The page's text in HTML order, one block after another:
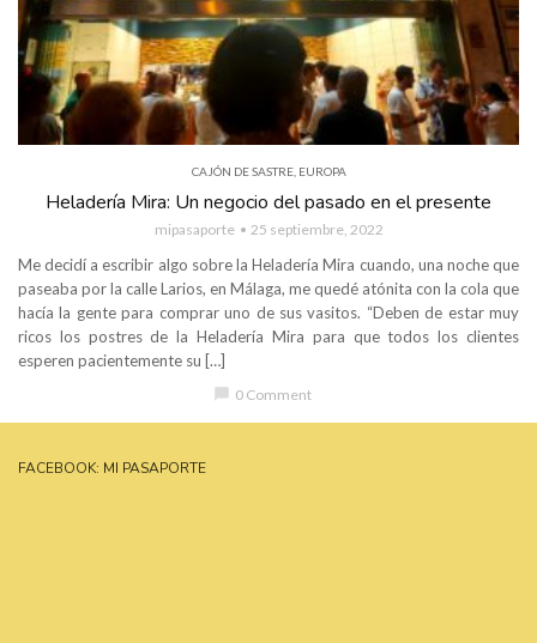
CAJÓN DE SASTRE, EUROPA
Heladería Mira: Un negocio del pasado en el presente
mipasaporte 25 septiembre, 2022
Me decidí a escribir algo sobre la Heladería Mira cuando, una noche que
paseaba por la calle Larios, en Málaga, me quedé atónita con la cola que
hacía la gente para comprar uno de sus vasitos. “Deben de estar muy
ricos los postres de la Heladería Mira para que todos los clientes
esperen pacientemente su […]
0 Comment
FACEBOOK: MI PASAPORTE